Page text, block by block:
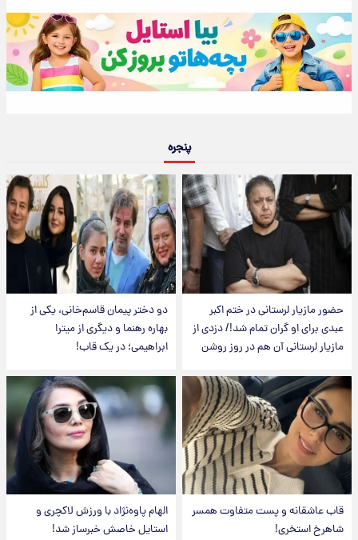
پنجره
حضور مازیار لرستانی در ختم اکبر
عبدی برای او گران تمام شد!/ دزدی از
مازیار لرستانی آن هم در روز روشن
دو دختر پیمان قاسم‌خانی، یکی از
بهاره رهنما و دیگری از میترا
ابراهیمی؛ در یک قاب!
قاب عاشقانه و پست متفاوت همسر
شاهرخ استخری!
الهام پاوه‌نژاد با ورزش لاکچری و
استایل خاصش خبرساز شد!